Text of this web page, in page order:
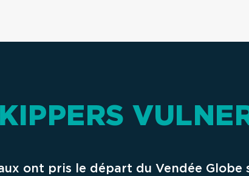
ont pris le départ du Vendée Globe